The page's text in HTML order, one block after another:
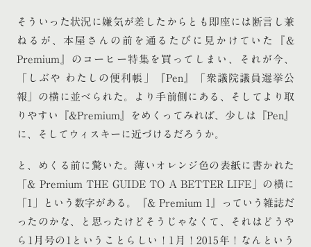
そういった状況に嫌気が差したからとも即座には断言し兼
ねるが、本屋さんの前を通るたびに見かけていた『&
Premium』のコーヒー特集を買ってしまい、それが今、
「しぶや わたしの便利帳」『Pen』「衆議院議員選挙公
報」の横に並べられた。より手前側にある、そしてより取
りやすい『&Premium』をめくってみれば、少しは『Pen』
に、そしてウィスキーに近づけるだろうか。
と、めくる前に驚いた。薄いオレンジ色の表紙に書かれた
「& Premium THE GUIDE TO A BETTER LIFE」の横に
「1」という数字がある。『& Premium 1』っていう雑誌だ
ったのかな、と思ったけどそうじゃなくて、それはどうや
ら1月号の1ということらしい！1月！2015年！なんという